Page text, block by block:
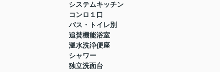
システムキッチン
コンロ１口
バス・トイレ別
追焚機能浴室
温水洗浄便座
シャワー
独立洗面台